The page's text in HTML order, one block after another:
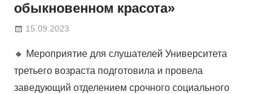
обыкновенном красота»
15.09.2023
🔸 Мероприятие для слушателей Университета
третьего возраста подготовила и провела
заведующий отделением срочного социального